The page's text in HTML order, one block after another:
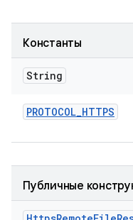
Константы
String
PROTOCOL_HTTPS
Публичные